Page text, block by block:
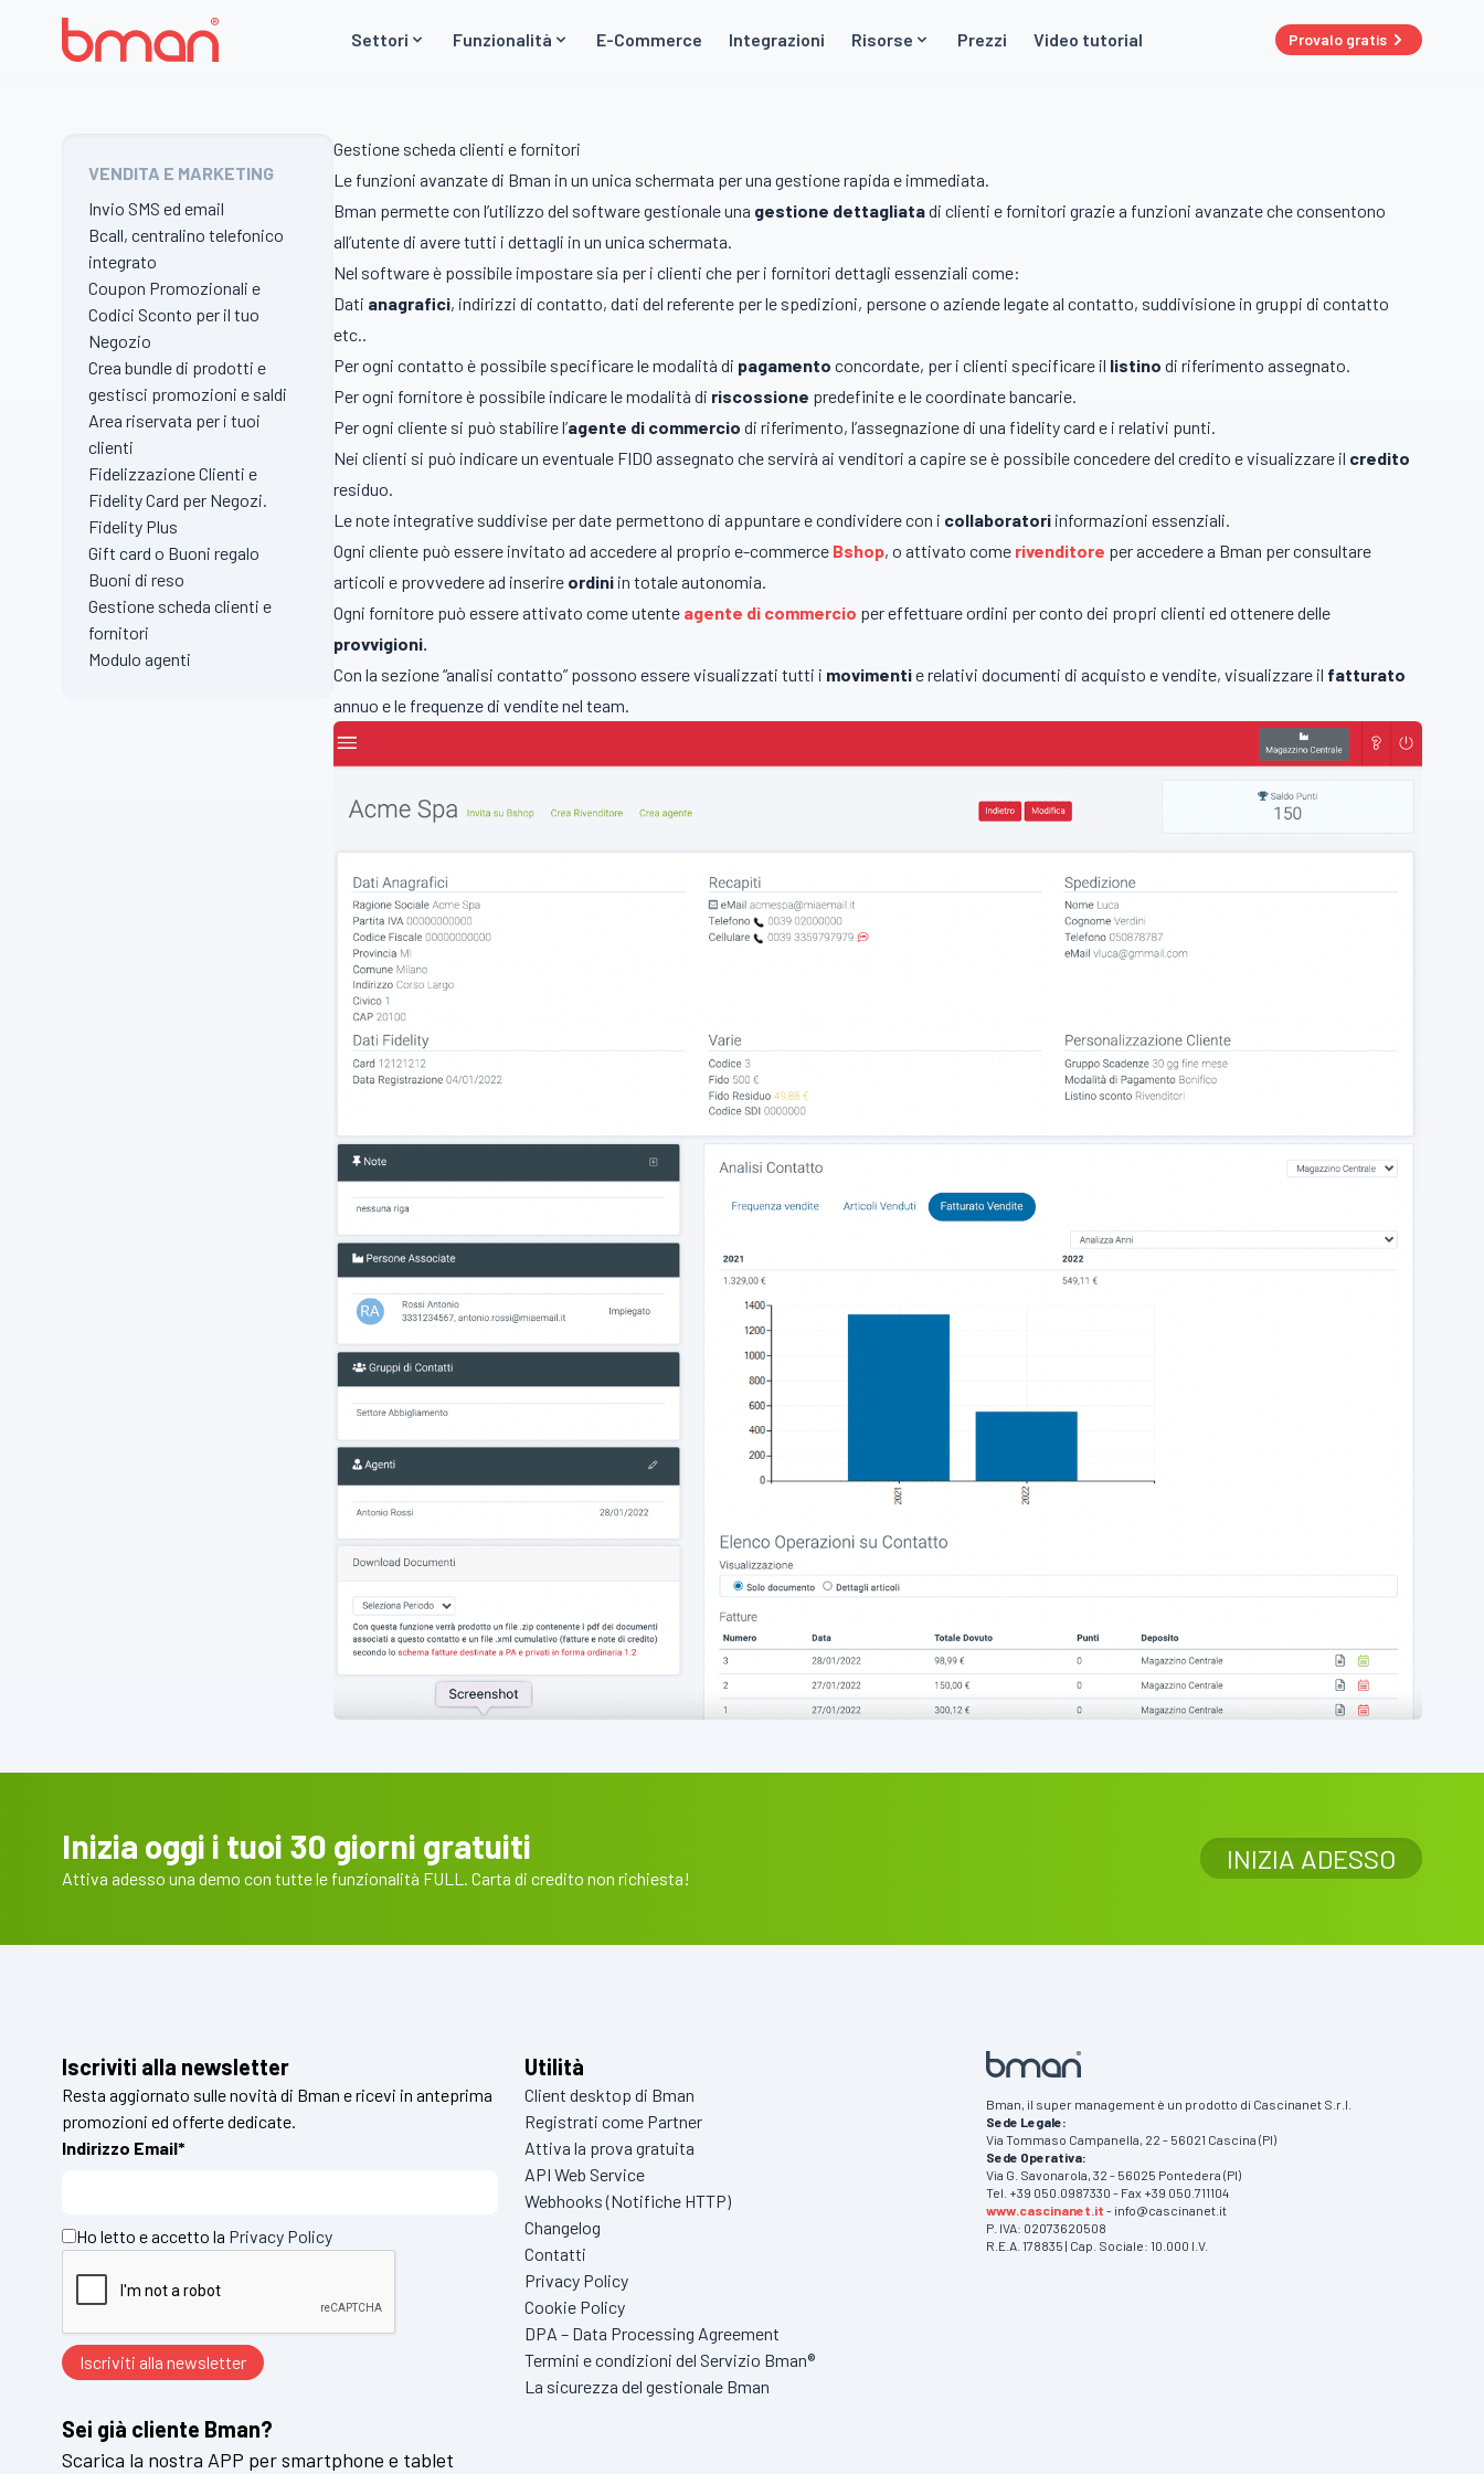
Settori
Funzionalità E-Commerce Integrazioni Risorse Prezzi Video tutorial Provalo gratis
VENDITA E MARKETING
Invio SMS ed email
Bcall, centralino telefonico
integrato
Coupon Promozionali e
Codici Sconto per il tuo
Negozio
Crea bundle di prodotti e
gestisci promozioni e saldi
Area riservata per i tuoi
clienti
Fidelizzazione Clienti e
Fidelity Card per Negozi.
Fidelity Plus
Gift card o Buoni regalo
Buoni di reso
Gestione scheda clienti e
fornitori
Modulo agenti
Gestione scheda clienti e fornitori
Le funzioni avanzate di Bman in un unica schermata per una gestione rapida e immediata.
Bman permette con l’utilizzo del software gestionale una gestione dettagliatadi clienti e fornitori grazie a funzioni avanzate che consentono
all’utente di avere tutti i dettagli in un unica schermata.
Nel software è possibile impostare sia per i clienti che per i fornitori dettagli essenziali come:
Dati anagrafici, indirizzi di contatto, dati del referente per le spedizioni, persone o aziende legate al contatto, suddivisione in gruppi di contatto
etc..
Per ogni contatto è possibile specificare le modalità di pagamento concordate, per i clienti specificare il listinodi riferimento assegnato.
Per ogni fornitore è possibile indicare le modalità di riscossione predefinite e le coordinate bancarie.
Per ogni cliente si può stabilire l’agente di commercio di riferimento, l’assegnazione di una fidelity card e i relativi punti.
Nei clienti si può indicare un eventuale FIDO assegnato che servirà ai venditori a capire se è possibile concedere del credito e visualizzare il credito
residuo.
Le note integrative suddivise per date permettono di appuntare e condividere con i collaboratori informazioni essenziali.
Ogni cliente può essere invitato ad accedere al proprio e-commerce Bshop, o attivato come rivenditore per accedere a Bman per consultare
articoli e provvedere ad inserire ordini in totale autonomia.
Ogni fornitore può essere attivato come utente agente di commercio per effettuare ordini per conto dei propri clienti ed ottenere delle
provvigioni.
Con la sezione “analisi contatto” possono essere visualizzati tutti i movimentie relativi documenti di acquisto e vendite, visualizzare il fatturato
annuo e le frequenze di vendite nel team.
Inizia oggi i tuoi 30 giorni gratuiti
Attiva adesso una demo con tutte le funzionalità FULL. Carta di credito non richiesta!
INIZIA ADESSO
Iscriviti alla newsletter
Resta aggiornato sulle novità di Bman e ricevi in anteprima
promozioni ed offerte dedicate.
Indirizzo Email*
Ho letto e accetto la Privacy Policy
Sei già cliente Bman?
Scarica la nostra APP per smartphone e tablet
Utilità
Client desktop di Bman
Registrati come Partner
Attiva la prova gratuita
API Web Service
Webhooks (Notifiche HTTP)
Changelog
Contatti
Privacy Policy
Cookie Policy
DPA – Data Processing Agreement
Termini e condizioni del Servizio Bman®
La sicurezza del gestionale Bman
Bman, il super management è un prodotto di Cascinanet S.r.l.
Sede Legale:
Via Tommaso Campanella, 22 - 56021 Cascina (PI)
Sede Operativa:
Via G. Savonarola, 32 - 56025 Pontedera (PI)
Tel. +39 050.0987330 - Fax +39 050.711104
www.cascinanet.it - info@cascinanet.it
P. IVA: 02073620508
R.E.A. 178835 | Cap. Sociale: 10.000 I.V.